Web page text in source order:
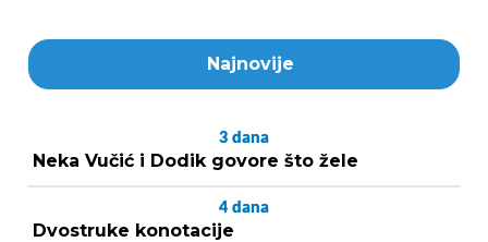
Najnovije
3 dana
Neka Vučić i Dodik govore što žele
4 dana
Dvostruke konotacije